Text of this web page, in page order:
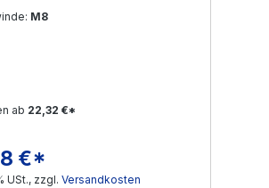
M8
ab 22,32 €*
Preis:
€*
USt., zzgl. Versandkosten